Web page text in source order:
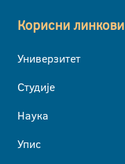
Корисни линкови
Универзитет
Студије
Наука
Упис